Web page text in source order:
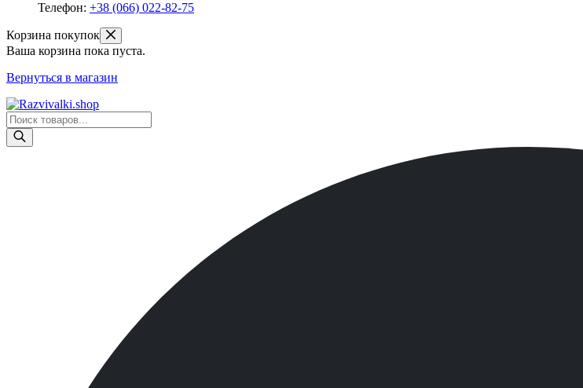
Телефон: +38 (066) 022-82-75
Корзина покупок
Ваша корзина пока пуста.
Вернуться в магазин